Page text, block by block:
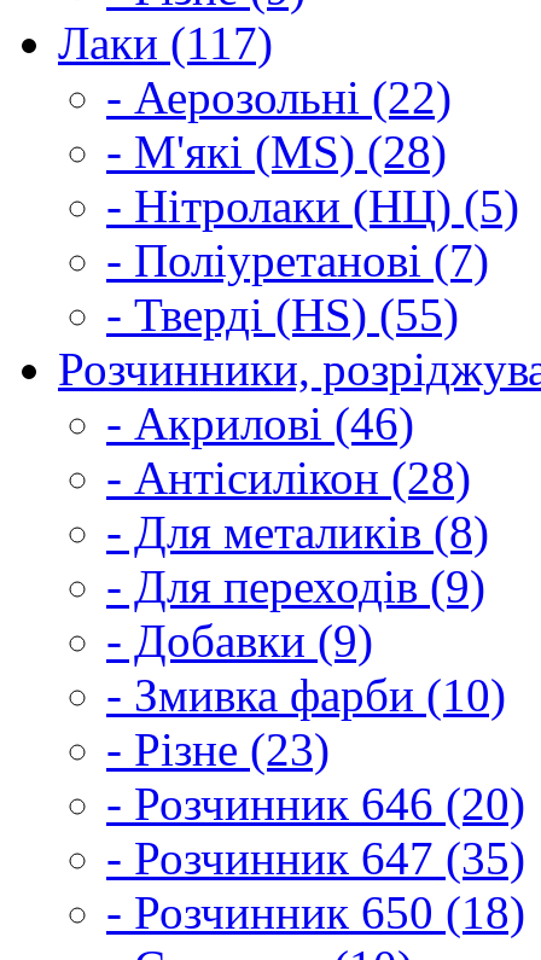
Лаки (117)
- Аерозольні (22)
- М'які (MS) (28)
- Нітролаки (НЦ) (5)
- Поліуретанові (7)
- Тверді (HS) (55)
Розчинники,
- Акрилові (46)
- Антісилікон (28)
- Для металиків (8)
- Для переходів (9)
- Добавки (9)
- Змивка фарби (10)
- Різне (23)
- Розчинник 646 (20)
- Розчинник 647 (35)
- Розчинник 650 (18)